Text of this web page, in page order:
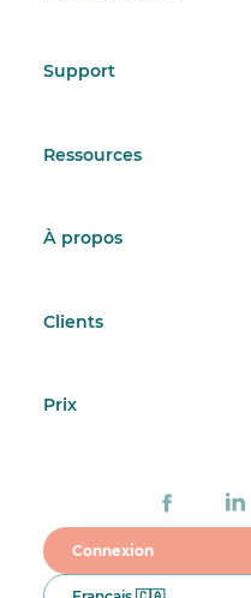
Support
Ressources
À propos
Clients
Prix
Connexion